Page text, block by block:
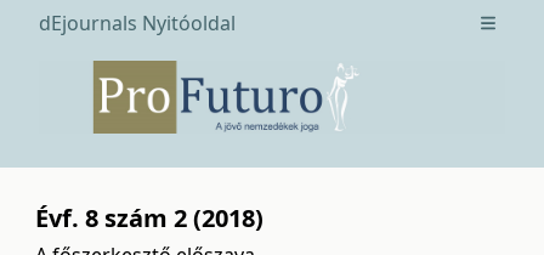
dEjournals Nyitóoldal Open
Évf. 8 szám 2 (2018)